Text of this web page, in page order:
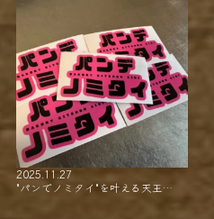
2025.11.27
"パンでノミタイ"を叶える天王…